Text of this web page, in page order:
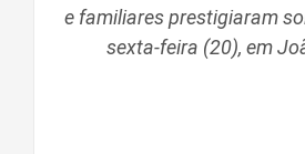
e familiares prestigiaram
sexta-feira (20), em